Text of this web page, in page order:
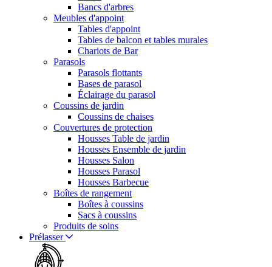
Bancs d'arbres
Meubles d'appoint
Tables d'appoint
Tables de balcon et tables murales
Chariots de Bar
Parasols
Parasols flottants
Bases de parasol
Éclairage du parasol
Coussins de jardin
Coussins de chaises
Couvertures de protection
Housses Table de jardin
Housses Ensemble de jardin
Housses Salon
Housses Parasol
Housses Barbecue
Boîtes de rangement
Boîtes à coussins
Sacs à coussins
Produits de soins
Prélasser